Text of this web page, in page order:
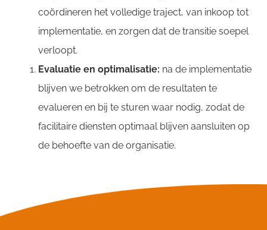
coördineren het volledige traject, van inkoop tot
implementatie, en zorgen dat de transitie soepel
verloopt.
Evaluatie en optimalisatie: na de implementatie
blijven we betrokken om de resultaten te
evalueren en bij te sturen waar nodig, zodat de
facilitaire diensten optimaal blijven aansluiten op
de behoefte van de organisatie.